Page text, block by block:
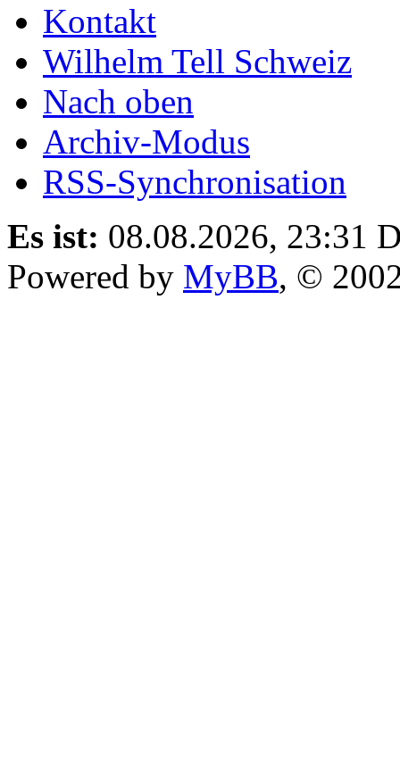
Kontakt
Wilhelm Tell Schweiz
Nach oben
Archiv-Modus
RSS-Synchronisation
Es ist: 08.08.2026, 23:31
Powered by MyBB, ©